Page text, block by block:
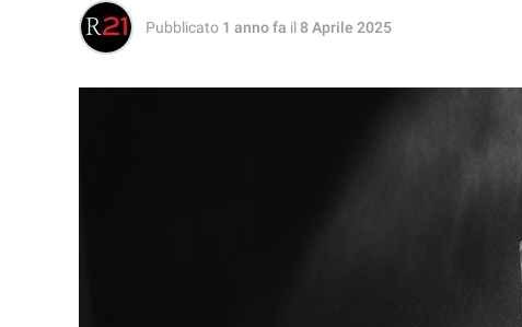
Pubblicato 1 anno fa il 8 Aprile 2025